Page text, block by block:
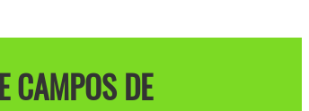
CAMPOS DE